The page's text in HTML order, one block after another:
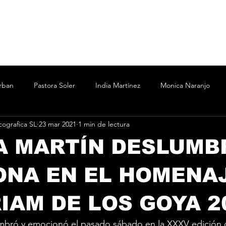
Pastora Soler India Martínez Monica Naranjo
Osborne Bizarrap Bubba J
Marina Nicki Nicole Shakira Martínez wos
Taichu Oddliquor Kane 935 Acru
MARTÍN
EN EL
DE LOS GOYA
SL 23 mar 2021 1 min de lectura